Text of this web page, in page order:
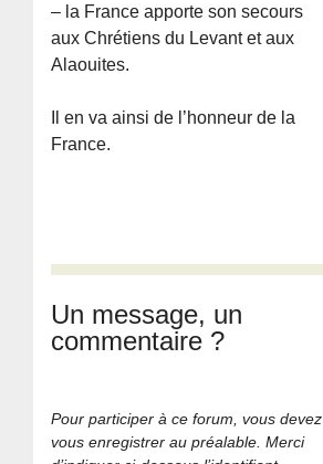
– la France apporte son secours
aux Chrétiens du Levant et aux
Alaouites.
Il en va ainsi de l’honneur de la
France.
Un message, un
commentaire ?
Pour participer à ce forum, vous devez
vous enregistrer au préalable. Merci